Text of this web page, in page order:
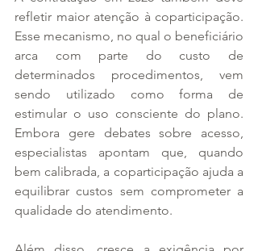
refletir maior atenção à coparticipação.
Esse mecanismo, no qual o beneficiário
arca com parte do custo de
determinados procedimentos, vem
sendo utilizado como forma de
estimular o uso consciente do plano.
Embora gere debates sobre acesso,
especialistas apontam que, quando
bem calibrada, a coparticipação ajuda a
equilibrar custos sem comprometer a
qualidade do atendimento.